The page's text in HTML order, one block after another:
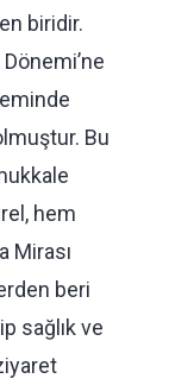
biridir.
Bu
hem
Mirası
beri
sağlık ve